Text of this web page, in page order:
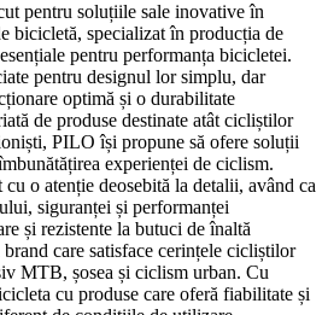
pentru soluțiile sale inovative în
bicicletă, specializat în producția de
pentru performanța bicicletei.
pentru designul lor simplu, dar
optimă și o durabilitate
de produse destinate atât cicliștilor
PILO își propune să ofere soluții
experienței de ciclism.
cu o atenție deosebită la detalii, având ca
siguranței și performanței
și rezistente la butuci de înaltă
care satisface cerințele cicliștilor
MTB, șosea și ciclism urban. Cu
cu produse care oferă fiabilitate și